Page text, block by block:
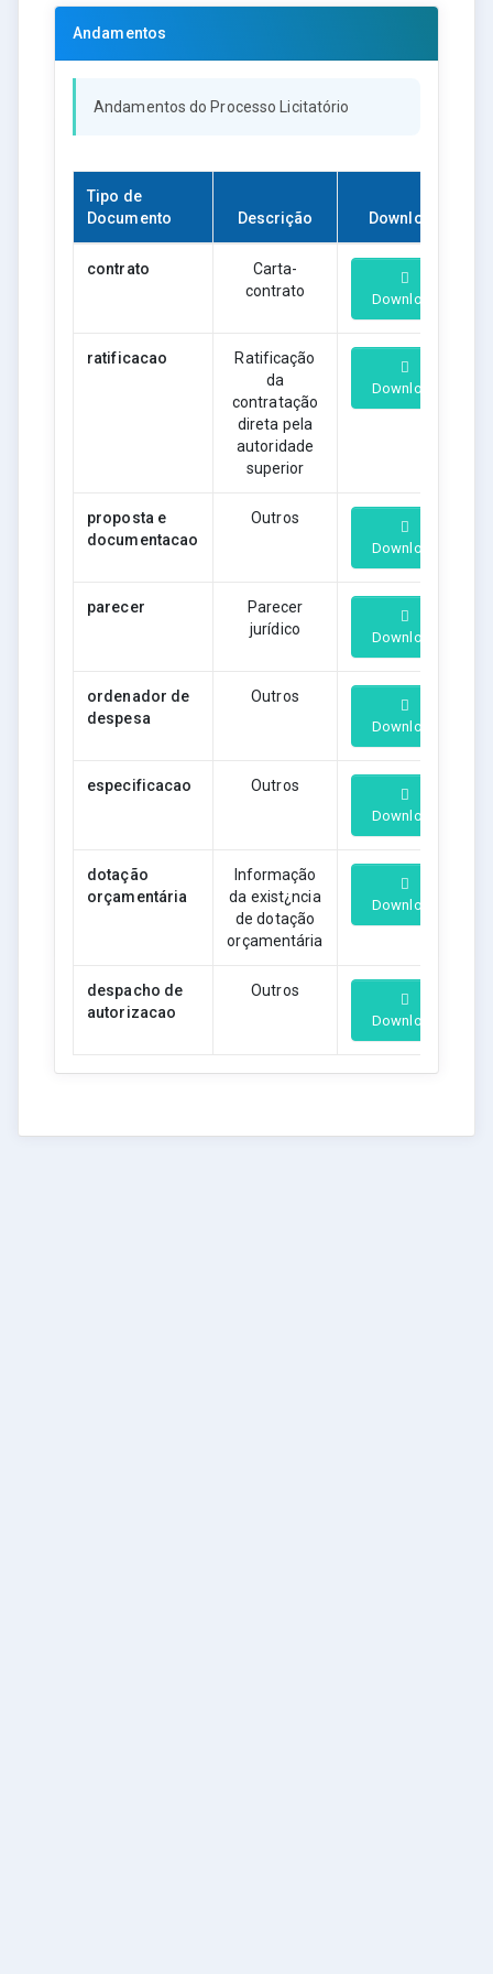
Andamentos
Andamentos do Processo Licitatório
Tipo de
Documento
Descrição Download
contrato
Carta-
contrato
Download
ratificacao
Ratificação
da
contratação
direta pela
autoridade
superior
Download
proposta e
documentacao
Outros
Download
parecer
Parecer
jurídico
Download
ordenador de
despesa
Outros
Download
especificacao Outros
Download
dotação
orçamentária
Informação
da exist¿ncia
de dotação
orçamentária
Download
despacho de
autorizacao
Outros
Download